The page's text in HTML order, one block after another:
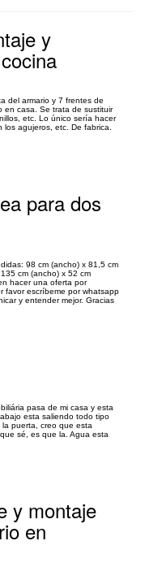
y
del armario y 7 frentes de
en casa. Se trata de sustituir
etc. Lo único sería hacer
agujeros, etc. De fabrica.
para dos
98 cm (ancho) x 81,5 cm
cm (ancho) x 52 cm
hacer una oferta por
favor escríbeme por whatsapp
y entender mejor. Gracias
pasa de mi casa y esta
esta saliendo todo tipo
puerta, creo que esta
sé, es que la. Agua esta
y montaje
en